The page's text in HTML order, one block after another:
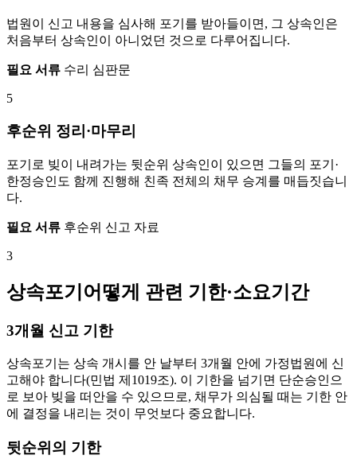
법원이 신고 내용을 심사해 포기를 받아들이면, 그 상속인은
처음부터 상속인이 아니었던 것으로 다루어집니다.
필요 서류 수리 심판문
5
후순위 정리·마무리
포기로 빚이 내려가는 뒷순위 상속인이 있으면 그들의 포기·
한정승인도 함께 진행해 친족 전체의 채무 승계를 매듭짓습니
다.
필요 서류 후순위 신고 자료
3
상속포기어떻게 관련 기한·소요기간
3개월 신고 기한
상속포기는 상속 개시를 안 날부터 3개월 안에 가정법원에 신
고해야 합니다(민법 제1019조). 이 기한을 넘기면 단순승인으
로 보아 빚을 떠안을 수 있으므로, 채무가 의심될 때는 기한 안
에 결정을 내리는 것이 무엇보다 중요합니다.
뒷순위의 기한